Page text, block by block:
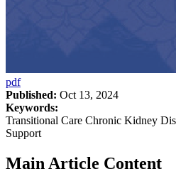
pdf
Published: Oct 13, 2024
Keywords:
Transitional Care Chronic Kidney
Support
Main Article Content